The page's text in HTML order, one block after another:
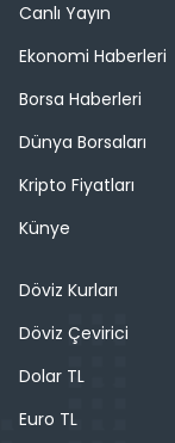
Canlı Yayın
Ekonomi Haberleri
Borsa Haberleri
Dünya Borsaları
Kripto Fiyatları
Künye
Döviz Kurları
Döviz Çevirici
Dolar TL
Euro TL